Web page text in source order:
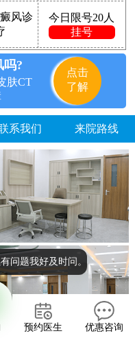
风诊
今日限号20人
挂号
吗?
肤CT
点击
了解
系我们 来院路线
问题我好及时问。
预约医生 优惠咨询